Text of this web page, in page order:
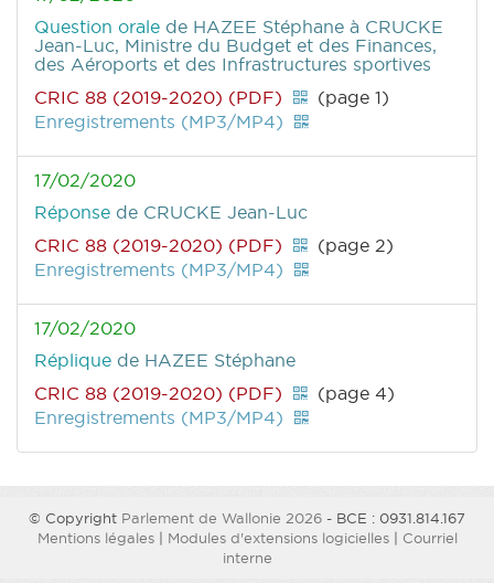
Question orale de HAZEE Stéphane à CRUCKE
Jean-Luc, Ministre du Budget et des Finances,
des Aéroports et des Infrastructures sportives
CRIC 88 (2019-2020) (PDF)
(page 1)
Enregistrements (MP3/MP4)
17/02/2020
Réponse de CRUCKE Jean-Luc
CRIC 88 (2019-2020) (PDF)
(page 2)
Enregistrements (MP3/MP4)
17/02/2020
Réplique de HAZEE Stéphane
CRIC 88 (2019-2020) (PDF)
(page 4)
Enregistrements (MP3/MP4)
© Copyright Parlement de Wallonie 2026 - BCE : 0931.814.167
Mentions légales| Modules d'extensions logicielles| Courriel
interne